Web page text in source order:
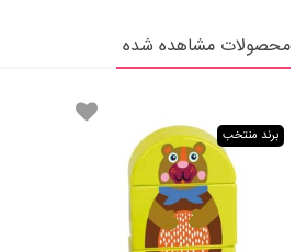
محصولات مشاهده شده
برند منتخب